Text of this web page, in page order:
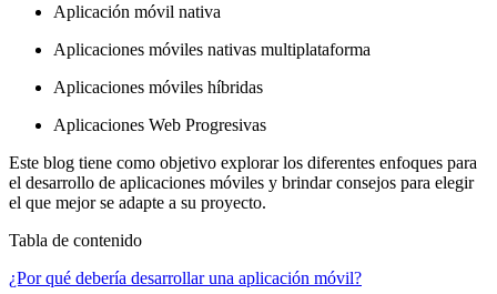
Aplicación móvil nativa
Aplicaciones móviles nativas multiplataforma
Aplicaciones móviles híbridas
Aplicaciones Web Progresivas
Este blog tiene como objetivo explorar los diferentes enfoques para
el desarrollo de aplicaciones móviles y brindar consejos para elegir
el que mejor se adapte a su proyecto.
Tabla de contenido
¿Por qué debería desarrollar una aplicación móvil?